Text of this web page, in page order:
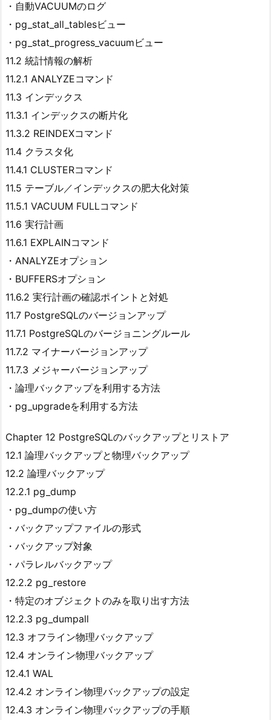
・自動VACUUMのログ
・pg_stat_all_tablesビュー
・pg_stat_progress_vacuumビュー
11.2 統計情報の解析
11.2.1 ANALYZEコマンド
11.3 インデックス
11.3.1 インデックスの断片化
11.3.2 REINDEXコマンド
11.4 クラスタ化
11.4.1 CLUSTERコマンド
11.5 テーブル／インデックスの肥大化対策
11.5.1 VACUUM FULLコマンド
11.6 実行計画
11.6.1 EXPLAINコマンド
・ANALYZEオプション
・BUFFERSオプション
11.6.2 実行計画の確認ポイントと対処
11.7 PostgreSQLのバージョンアップ
11.7.1 PostgreSQLのバージョニングルール
11.7.2 マイナーバージョンアップ
11.7.3 メジャーバージョンアップ
・論理バックアップを利用する方法
・pg_upgradeを利用する方法
Chapter 12 PostgreSQLのバックアップとリストア
12.1 論理バックアップと物理バックアップ
12.2 論理バックアップ
12.2.1 pg_dump
・pg_dumpの使い方
・バックアップファイルの形式
・バックアップ対象
・パラレルバックアップ
12.2.2 pg_restore
・特定のオブジェクトのみを取り出す方法
12.2.3 pg_dumpall
12.3 オフライン物理バックアップ
12.4 オンライン物理バックアップ
12.4.1 WAL
12.4.2 オンライン物理バックアップの設定
12.4.3 オンライン物理バックアップの手順